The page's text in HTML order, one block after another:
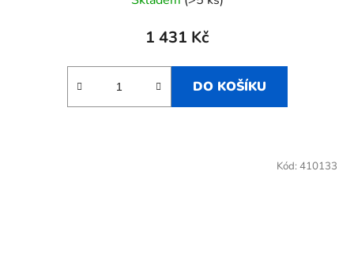
1 431 Kč
DO KOŠÍKU
Kód: 410133